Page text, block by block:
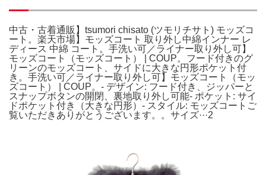
中古・古着通販】tsumori chisato (ツモリチサト) モッズコ
ート。楽天市場】モッズコート 取り外し中綿インナー レ
ディース 中綿 コート。手洗い可／ライナー取り外し可】
モッズコート（モッズコート） | COUP。フード付きのグ
リーンのモッズコート、サイドに大きな円形ポケット付
き。手洗い可／ライナー取り外し可】モッズコート（モッ
ズコート） | COUP。- デザイン: フード付き、ジッパーと
スナップボタンの開閉、裏地取り外し可能- ポケット: サイ
ドポケット付き（大きな円形）- スタイル: モッズコートご
覧いただきありがとうございます。。サイズ···2